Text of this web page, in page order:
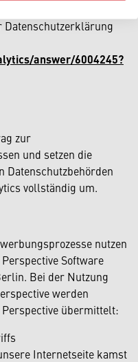
Datenschutzerklärung
answer/6004245?
zur
und setzen die
Datenschutzbehörden
vollständig um.
nutzen
Software
Bei der Nutzung
werden
Perspective übermittelt:
Internetseite kamst